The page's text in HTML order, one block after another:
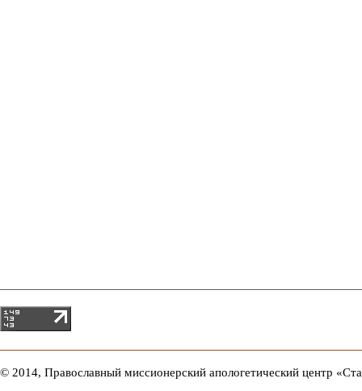
© 2014, Православный миссионерский апологетический центр